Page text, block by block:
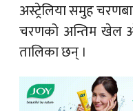
अस्ट्रेलिया समुह
चरणको अन्तिम खेल
तालिका छन् ।